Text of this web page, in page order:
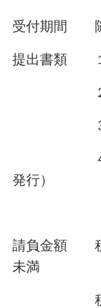
受付期間 随
提出書類
２．希
３．資
４．未納
発行）
請負金額
未満
税込み